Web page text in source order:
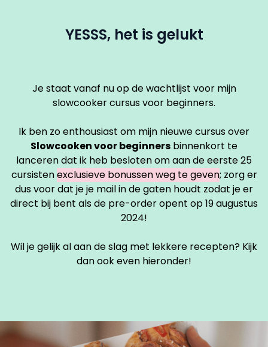
YESSS, het is gelukt
Je staat vanaf nu op de wachtlijst voor mijn
slowcooker cursus voor beginners.
Ik ben zo enthousiast om mijn nieuwe cursus over
Slowcooken voor beginners binnenkort te
lanceren dat ik heb besloten om aan de eerste 25
cursistenexclusieve bonussen weg te geven; zorg er
dus voor dat je je mail in de gaten houdt zodat je er
direct bij bent als de pre-order opent op 19 augustus
2024!
Wil je gelijk al aan de slag met lekkere recepten? Kijk
dan ook even hieronder!